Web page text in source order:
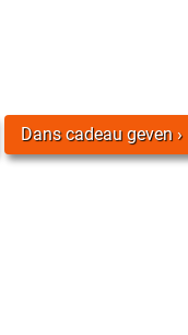
Dans cadeau geven